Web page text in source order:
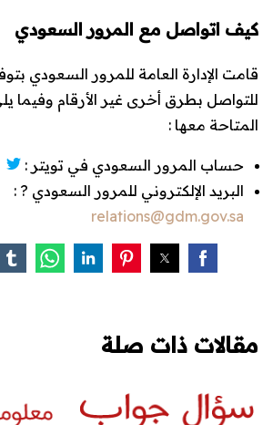
كيف اتواصل مع المرور السعودي
قامت الإدارة العامة للمرور السعودي
للتواصل بطرق أخرى غير الأرقام وفيما
المتاحة معها :
حساب المرور السعودي في تويتر :
البريد الإلكتروني للمرور السعودي ? :
relations@gdm.gov.sa
مقالات ذات صلة